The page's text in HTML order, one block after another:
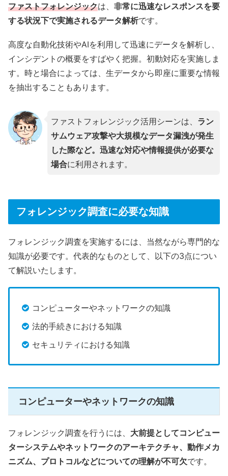
ファストフォレンジックは、 非常に迅速なレスポンスを要
する状況下で実施されるデータ解析です。
高度な自動化技術やAIを利用して迅速にデータを解析し、
インシデントの概要をすばやく把握。初動対応を実施しま
す。時と場合によっては、生データから即座に重要な情報
を抽出することもあります。
ファストフォレンジック活用シーンは、 ラン
サムウェア攻撃や大規模なデータ漏洩が発生
した際など。迅速な対応や情報提供が必要な
場合に利用されます。
フォレンジック調査に必要な知識
フォレンジック調査を実施するには、当然ながら専門的な
知識が必要です。代表的なものとして、以下の3点につい
て解説いたします。
コンピューターやネットワークの知識
法的手続きにおける知識
セキュリティにおける知識
コンピューターやネットワークの知識
フォレンジック調査を行うには、 大前提としてコンピュー
ターシステムやネットワークのアーキテクチャ、動作メカ
ニズム、プロトコルなどについての理解が不可欠です。